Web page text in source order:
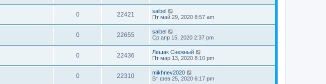
0 22421
saibel
Пт май 29, 2020 8:57 am
0 22655
saibel
Ср апр 15, 2020 2:37 pm
0 22436
Лешак Снежный
Пт мар 13, 2020 8:10 pm
0 22310
mikhnev2020
Вт фев 25, 2020 6:17 pm